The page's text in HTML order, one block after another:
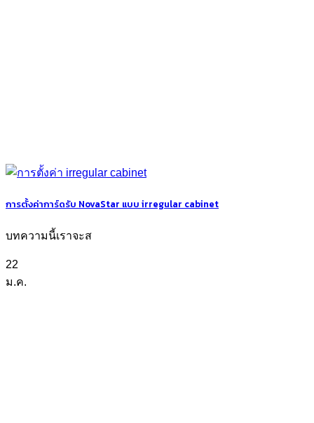
การตั้งค่าการ์ดรับ NovaStar แบบ irregular cabinet
บทความนี้เราจะส
22
ม.ค.